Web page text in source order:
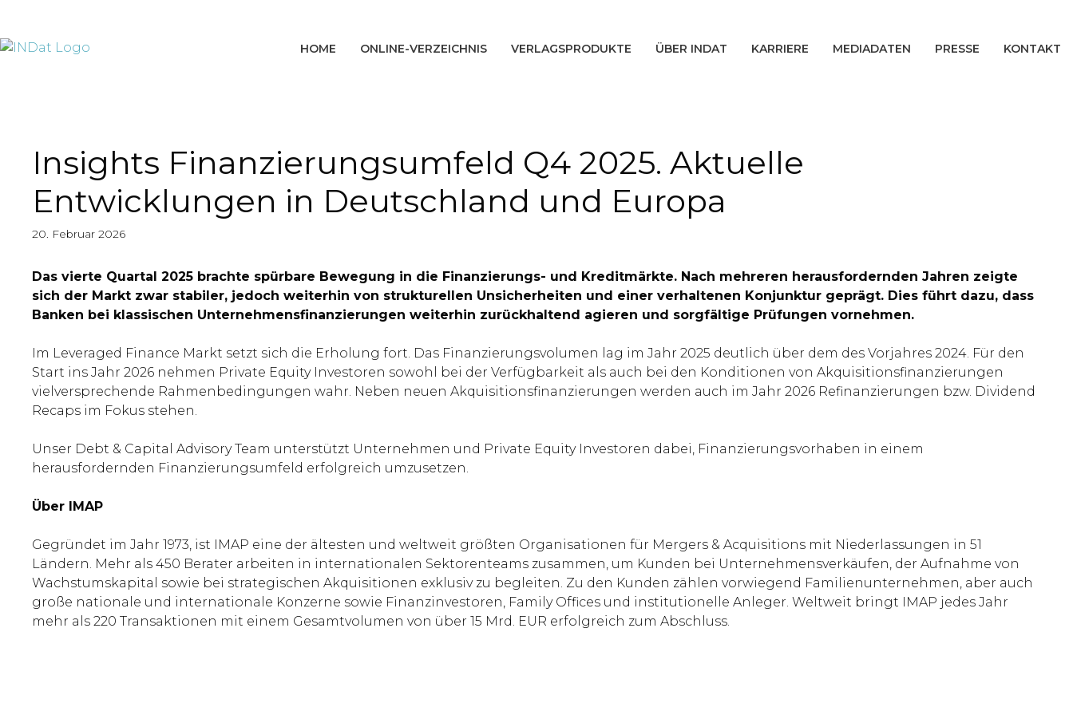
HOME ONLINE-VERZEICHNIS VERLAGSPRODUKTE ÜBER INDAT KARRIERE MEDIADATEN PRESSE KONTAKT
Insights Finanzierungsumfeld Q4 2025. Aktuelle
Entwicklungen in Deutschland und Europa
20. Februar 2026
Das vierte Quartal 2025 brachte spürbare Bewegung in die Finanzierungs- und Kreditmärkte. Nach mehreren herausfordernden Jahren zeigte
sich der Markt zwar stabiler, jedoch weiterhin von strukturellen Unsicherheiten und einer verhaltenen Konjunktur geprägt. Dies führt dazu, dass
Banken bei klassischen Unternehmensfinanzierungen weiterhin zurückhaltend agieren und sorgfältige Prüfungen vornehmen.
Im Leveraged Finance Markt setzt sich die Erholung fort. Das Finanzierungsvolumen lag im Jahr 2025 deutlich über dem des Vorjahres 2024. Für den
Start ins Jahr 2026 nehmen Private Equity Investoren sowohl bei der Verfügbarkeit als auch bei den Konditionen von Akquisitionsfinanzierungen
vielversprechende Rahmenbedingungen wahr. Neben neuen Akquisitionsfinanzierungen werden auch im Jahr 2026 Refinanzierungen bzw. Dividend
Recaps im Fokus stehen.
Unser Debt & Capital Advisory Team unterstützt Unternehmen und Private Equity Investoren dabei, Finanzierungsvorhaben in einem
herausfordernden Finanzierungsumfeld erfolgreich umzusetzen.
Über IMAP
Gegründet im Jahr 1973, ist IMAP eine der ältesten und weltweit größten Organisationen für Mergers & Acquisitions mit Niederlassungen in 51
Ländern. Mehr als 450 Berater arbeiten in internationalen Sektorenteams zusammen, um Kunden bei Unternehmensverkäufen, der Aufnahme von
Wachstumskapital sowie bei strategischen Akquisitionen exklusiv zu begleiten. Zu den Kunden zählen vorwiegend Familienunternehmen, aber auch
große nationale und internationale Konzerne sowie Finanzinvestoren, Family Offices und institutionelle Anleger. Weltweit bringt IMAP jedes Jahr
mehr als 220 Transaktionen mit einem Gesamtvolumen von über 15 Mrd. EUR erfolgreich zum Abschluss.